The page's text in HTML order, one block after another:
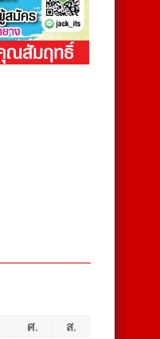
ศ.
ส.